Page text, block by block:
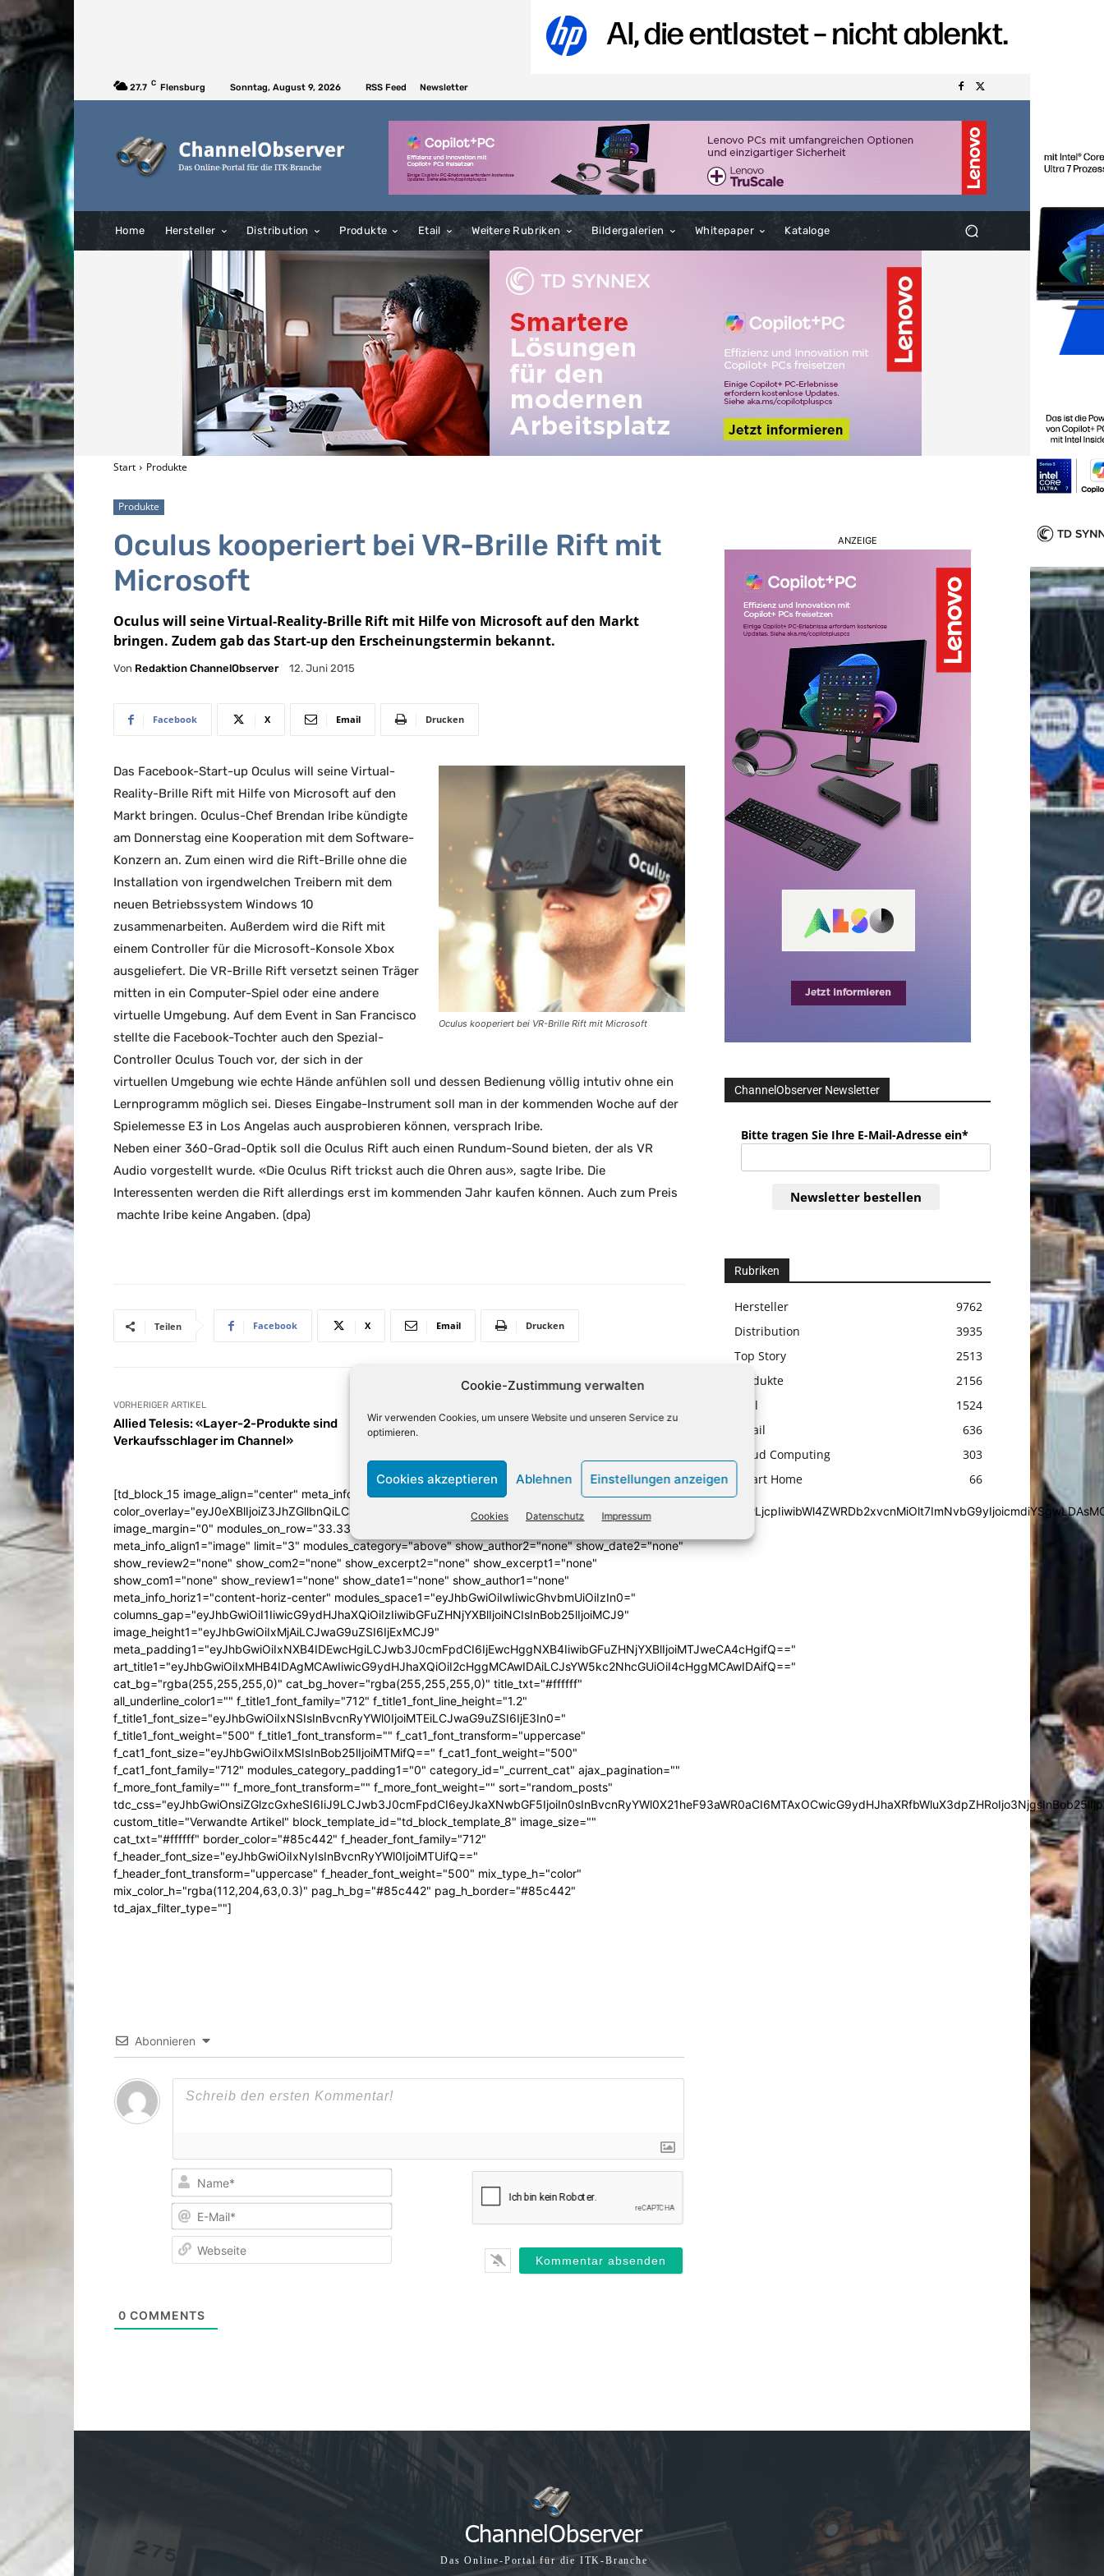
Cookie-Zustimmung verwalten
Wir verwenden Cookies, um unsere Website und unseren Service zu
optimieren.
Cookies akzeptieren Ablehnen Einstellungen anzeigen
Cookies Datenschutz Impressum
27.7 C Flensburg Sonntag, August 9, 2026 RSS Feed Newsletter
Home Hersteller Distribution Produkte Etail Weitere Rubriken Bildergalerien Whitepaper Kataloge
Start Produkte
Produkte
Oculus kooperiert bei VR-Brille Rift mit
Microsoft
Oculus will seine Virtual-Reality-Brille Rift mit Hilfe von Microsoft auf den Markt
bringen. Zudem gab das Start-up den Erscheinungstermin bekannt.
Von Redaktion ChannelObserver 12. Juni 2015
Facebook X Email Drucken
Oculus kooperiert bei VR-Brille Rift mit Microsoft
Das Facebook-Start-up Oculus will seine Virtual-
Reality-Brille Rift mit Hilfe von Microsoft auf den
Markt bringen. Oculus-Chef Brendan Iribe kündigte
am Donnerstag eine Kooperation mit dem Software-
Konzern an. Zum einen wird die Rift-Brille ohne die
Installation von irgendwelchen Treibern mit dem
neuen Betriebssystem Windows 10
zusammenarbeiten. Außerdem wird die Rift mit
einem Controller für die Microsoft-Konsole Xbox
ausgeliefert. Die VR-Brille Rift versetzt seinen Träger
mitten in ein Computer-Spiel oder eine andere
virtuelle Umgebung. Auf dem Event in San Francisco
stellte die Facebook-Tochter auch den Spezial-
Controller Oculus Touch vor, der sich in der
virtuellen Umgebung wie echte Hände anfühlen soll und dessen Bedienung völlig intutiv ohne ein
Lernprogramm möglich sei. Dieses Eingabe-Instrument soll man in der kommenden Woche auf der
Spielemesse E3 in Los Angelas auch ausprobieren können, versprach Iribe.
Neben einer 360-Grad-Optik soll die Oculus Rift auch einen Rundum-Sound bieten, der als VR
Audio vorgestellt wurde. «Die Oculus Rift trickst auch die Ohren aus», sagte Iribe. Die
Interessenten werden die Rift allerdings erst im kommenden Jahr kaufen können. Auch zum Preis
machte Iribe keine Angaben. (dpa)
Teilen Facebook X Email Drucken
VORHERIGER ARTIKEL
Allied Telesis: «Layer-2-Produkte sind
Verkaufsschlager im Channel»
Investor: «Citrix hat zu viele Channel-Partner»
[td_block_15 image_align="center" meta_info_align="bottom"
image_margin="0" modules_on_row="33.33333333%" columns="33.33333333%"
meta_info_align1="image" limit="3" modules_category="above" show_author2="none" show_date2="none"
show_review2="none" show_com2="none" show_excerpt2="none" show_excerpt1="none"
show_com1="none" show_review1="none" show_date1="none" show_author1="none"
meta_info_horiz1="content-horiz-center" modules_space1="eyJhbGwiOiIwIiwicGhvbmUiOiIzIn0="
columns_gap="eyJhbGwiOiI1IiwicG9ydHJhaXQiOiIzIiwibGFuZHNjYXBlIjoiNCIsInBob25lIjoiMCJ9"
image_height1="eyJhbGwiOiIxMjAiLCJwaG9uZSI6IjExMCJ9"
meta_padding1="eyJhbGwiOiIxNXB4IDEwcHgiLCJwb3J0cmFpdCI6IjEwcHggNXB4IiwibGFuZHNjYXBlIjoiMTJweCA4cHgifQ=="
art_title1="eyJhbGwiOiIxMHB4IDAgMCAwIiwicG9ydHJhaXQiOiI2cHggMCAwIDAiLCJsYW5kc2NhcGUiOiI4cHggMCAwIDAifQ=="
cat_bg="rgba(255,255,255,0)" cat_bg_hover="rgba(255,255,255,0)" title_txt="#ffffff"
all_underline_color1="" f_title1_font_family="712" f_title1_font_line_height="1.2"
f_title1_font_size="eyJhbGwiOiIxNSIsInBvcnRyYWl0IjoiMTEiLCJwaG9uZSI6IjE3In0="
f_title1_font_weight="500" f_title1_font_transform="" f_cat1_font_transform="uppercase"
f_cat1_font_size="eyJhbGwiOiIxMSIsInBob25lIjoiMTMifQ==" f_cat1_font_weight="500"
f_cat1_font_family="712" modules_category_padding1="0" category_id="_current_cat" ajax_pagination=""
f_more_font_family="" f_more_font_transform="" f_more_font_weight="" sort="random_posts"
custom_title="Verwandte Artikel" block_template_id="td_block_template_8" image_size=""
cat_txt="#ffffff" border_color="#85c442" f_header_font_family="712"
f_header_font_size="eyJhbGwiOiIxNyIsInBvcnRyYWl0IjoiMTUifQ=="
f_header_font_transform="uppercase" f_header_font_weight="500" mix_type_h="color"
mix_color_h="rgba(112,204,63,0.3)" pag_h_bg="#85c442" pag_h_border="#85c442"
td_ajax_filter_type=""]
Abonnieren
Name*
E-
0 COMMENTS
ANZEIGE
ChannelObserver Newsletter
Bitte tragen Sie Ihre E-Mail-Adresse ein*
Newsletter bestellen
Rubriken
Hersteller
9762
Distribution
3935
Top Story
2513
Produkte
2156
Etail
1524
Retail
636
Cloud Computing
303
Smart Home
66
Das Online-Portal für die ITK-Branche